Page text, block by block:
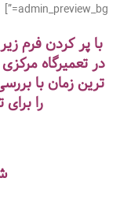
admin_preview_bg=”]
با پر کردن فرم
در تعمیرگاه
ترین زمان با
را